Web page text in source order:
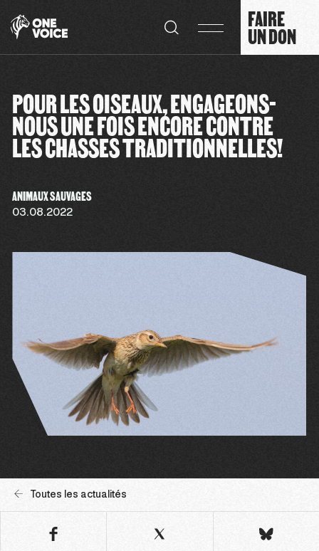
FAIRE
UN DON
POUR LES OISEAUX, ENGAGEONS-
NOUS UNE FOIS ENCORE CONTRE
LES CHASSES TRADITIONNELLES!
ANIMAUX SAUVAGES
03.08.2022
Toutes les actualités